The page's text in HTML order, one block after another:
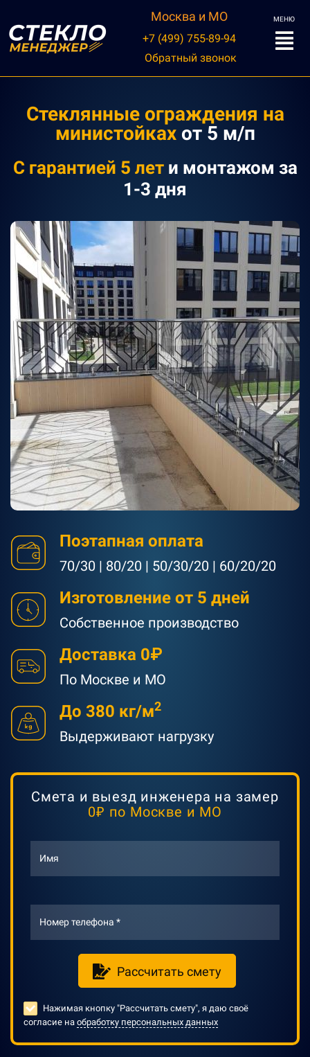
Москва и МО
+7 (499) 755-89-94
Обратный звонок
МЕНЮ
Стеклянные ограждения на
министойках от 5 м/п
С гарантией 5 лет и монтажом за
1-3 дня
Поэтапная оплата
70/30 | 80/20 | 50/30/20 | 60/20/20
Изготовление от 5 дней
Собственное производство
Доставка 0₽
По Москве и МО
До 380 кг/м2
Выдерживают нагрузку
Смета и выезд инженера на замер
0₽ по Москве и МО
Имя
Номер телефона *
Рассчитать смету
Нажимая кнопку "Рассчитать смету", я даю своё
согласие на обработку персональных данных